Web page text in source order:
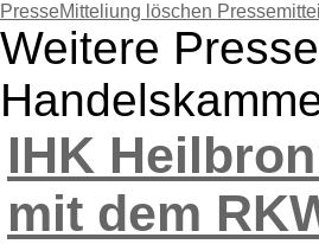
PresseMitteliung löschen
Weitere
IHK
mit dem